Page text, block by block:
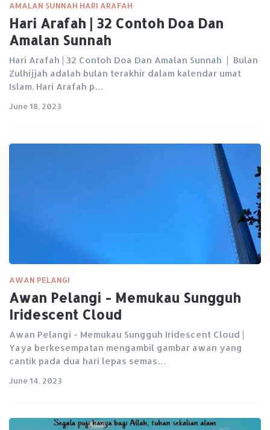
AMALAN SUNNAH HARI ARAFAH
Hari Arafah | 32 Contoh Doa Dan
Amalan Sunnah
Hari Arafah | 32 Contoh Doa Dan Amalan Sunnah | Bulan
Zulhijjah adalah bulan terakhir dalam kalendar umat
Islam. Hari Arafah p…
June 18, 2023
AWAN PELANGI
Awan Pelangi - Memukau Sungguh
Iridescent Cloud
Awan Pelangi - Memukau Sungguh Iridescent Cloud |
Yaya berkesempatan mengambil gambar awan yang
cantik pada dua hari lepas semas…
June 14, 2023